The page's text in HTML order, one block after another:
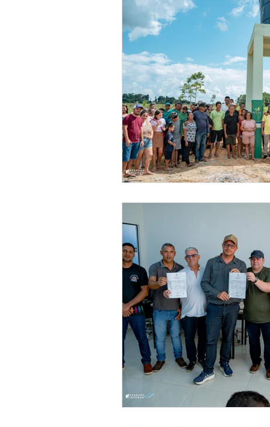
Meio Ambiente Concursos
Datas Comemorativas POSSE
Convênios e Parcerias
Saúde Vigilãncia Sanitária